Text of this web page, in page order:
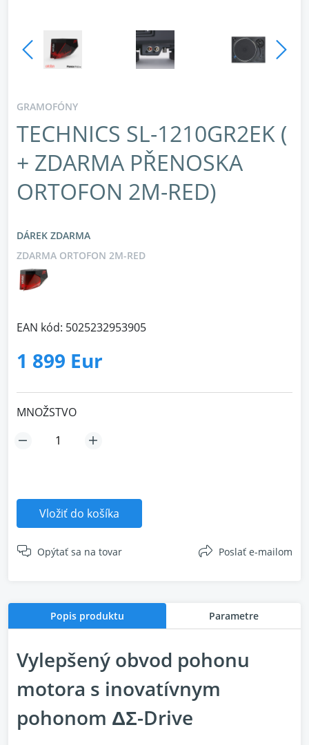
GRAMOFÓNY
TECHNICS SL-1210GR2EK (
+ ZDARMA PŘENOSKA
ORTOFON 2M-RED)
DÁREK ZDARMA
ZDARMA ORTOFON 2M-RED
EAN kód: 5025232953905
1 899 Eur
MNOŽSTVO
Vložiť do košíka
Opýtať sa na tovar Poslať e-mailom
Popis produktu Parametre
Vylepšený obvod pohonu
motora s inovatívnym
pohonom ΔΣ-Drive